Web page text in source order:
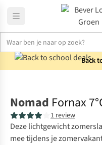
Back
Nomad Fornax
1 review
Deze lichtgewicht
mee tijdens je